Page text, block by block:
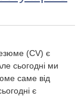
(CV) є
сьогодні ми
саме від
є